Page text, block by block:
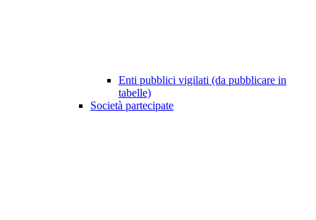
Enti pubblici vigilati (da pubblicare in
tabelle)
Società partecipate